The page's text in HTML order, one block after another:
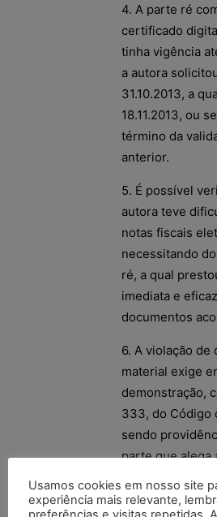
4. A parte ré
certificado
tinha vigência
a autora
31.10.2013, a
18.11.2013, ou
término da
anterior.
5. É possível
autora teve
notas fiscais
necessitando
ré, a qual
imediata e
documentos
6. A violação
material exige
demonstração,
333, do Código
sendo
parte que alega
provar o fato
Usamos cookies em nosso site
experiência mais relevante,